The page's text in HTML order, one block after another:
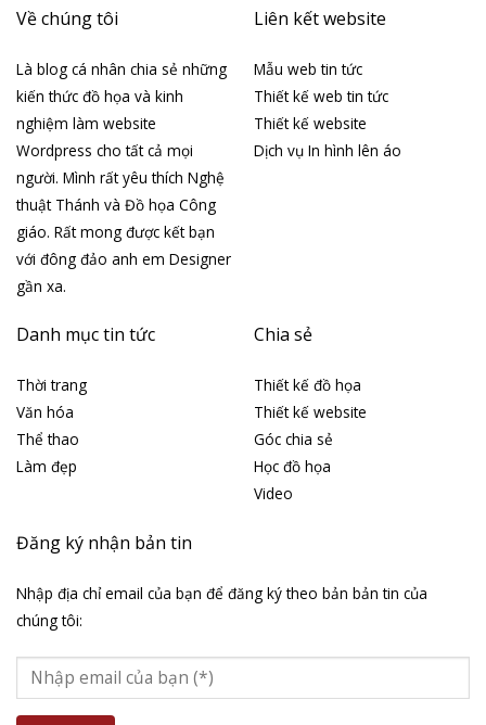
Về chúng tôi
Là blog cá nhân chia sẻ những
kiến thức đồ họa và kinh
nghiệm làm website
Wordpress cho tất cả mọi
người. Mình rất yêu thích Nghệ
thuật Thánh và Đồ họa Công
giáo. Rất mong được kết bạn
với đông đảo anh em Designer
gần xa.
Liên kết website
Mẫu web tin tức
Thiết kế web tin tức
Thiết kế website
Dịch vụ In hình lên áo
Danh mục tin tức
Thời trang
Văn hóa
Thể thao
Làm đẹp
Chia sẻ
Thiết kế đồ họa
Thiết kế website
Góc chia sẻ
Học đồ họa
Video
Đăng ký nhận bản tin
Nhập địa chỉ email của bạn để đăng ký theo bản bản tin của
chúng tôi: